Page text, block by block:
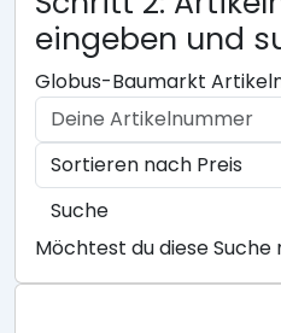
eingeben und
Globus-Baumarkt
Suche
Möchtest du diese